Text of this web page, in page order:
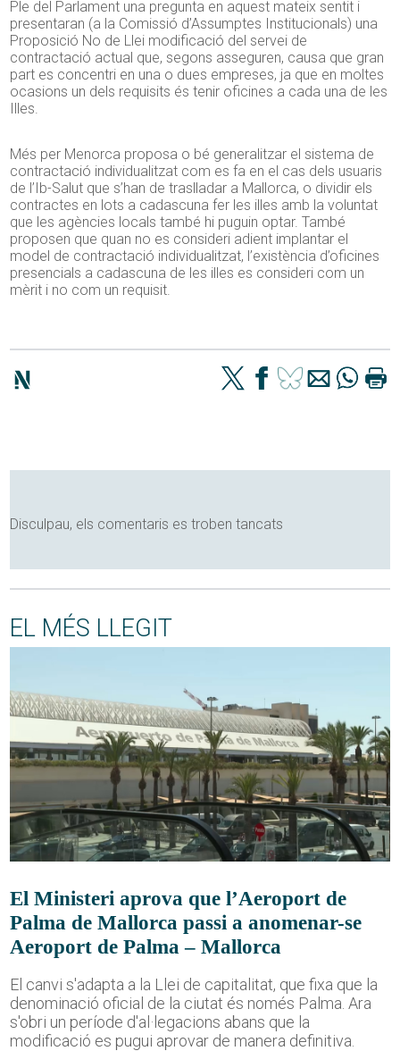
Ple del Parlament una pregunta en aquest mateix sentit i
presentaran (a la Comissió d’Assumptes Institucionals) una
Proposició No de Llei modificació del servei de
contractació actual que, segons asseguren, causa que gran
part es concentri en una o dues empreses, ja que en moltes
ocasions un dels requisits és tenir oficines a cada una de les
Illes.
Més per Menorca proposa o bé generalitzar el sistema de
contractació individualitzat com es fa en el cas dels usuaris
de l’Ib-Salut que s’han de traslladar a Mallorca, o dividir els
contractes en lots a cadascuna fer les illes amb la voluntat
que les agències locals també hi puguin optar. També
proposen que quan no es consideri adient implantar el
model de contractació individualitzat, l’existència d’oficines
presencials a cadascuna de les illes es consideri com un
mèrit i no com un requisit.
Disculpau, els comentaris es troben tancats
EL MÉS LLEGIT
El Ministeri aprova que l’Aeroport de
Palma de Mallorca passi a anomenar-se
Aeroport de Palma – Mallorca
El canvi s'adapta a la Llei de capitalitat, que fixa que la
denominació oficial de la ciutat és només Palma. Ara
s'obri un període d'al·legacions abans que la
modificació es pugui aprovar de manera definitiva.